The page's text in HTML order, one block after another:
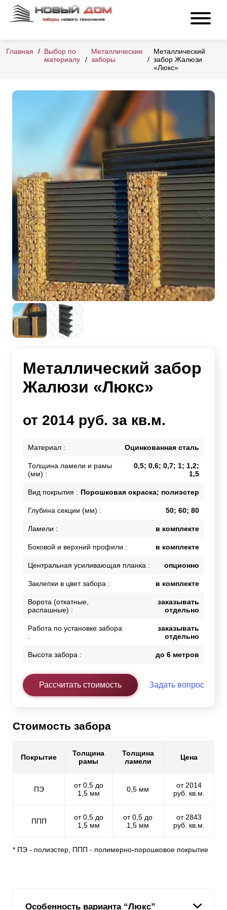
Главная
Выбор по
материалу
Металлические
заборы
Металлический
забор Жалюзи
«Люкс»
Металлический забор
Жалюзи «Люкс»
от 2014 руб. за кв.м.
Материал : Оцинкованная сталь
Толщина ламели и рамы
(мм) :
0,5; 0,6; 0,7; 1; 1,2;
1,5
Вид покрытия : Порошковая окраска; полиэстер
Глубина секции (мм) : 50; 60; 80
Ламели : в комплекте
Боковой и верхний профили : в комплекте
Центральная усиливающая планка : опционно
Заклепки в цвет забора : в комплекте
Ворота (откатные,
распашные) :
заказывать
отдельно
Работа по установке забора
:
заказывать
отдельно
Высота забора : до 6 метров
Рассчитать стоимость Задать вопрос
Стоимость забора
Покрытие
Толщина
рамы
Толщина
ламели
Цена
ПЭ
от 0,5 до
1,5 мм
0,5 мм
от 2014
руб. кв.м.
ППП
от 0,5 до
1,5 мм
от 0,5 до
1,5 мм
от 2843
руб. кв.м.
* ПЭ - полиэстер, ППП - полимерно-порошковое покрытие
Особенность варианта “Люкс”